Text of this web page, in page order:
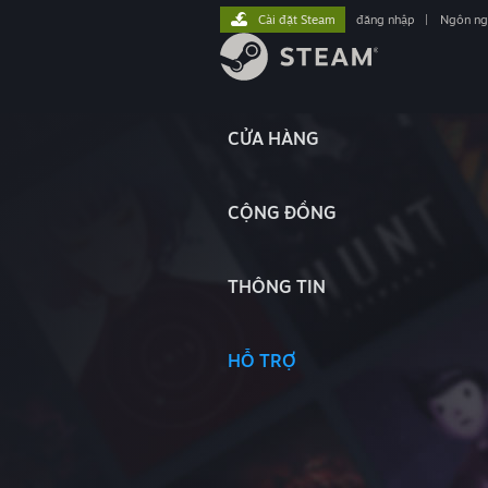
CỬA HÀNG
CỘNG ĐỒNG
THÔNG TIN
HỖ TRỢ
Cài đặt Steam đăng nhập Ngôn